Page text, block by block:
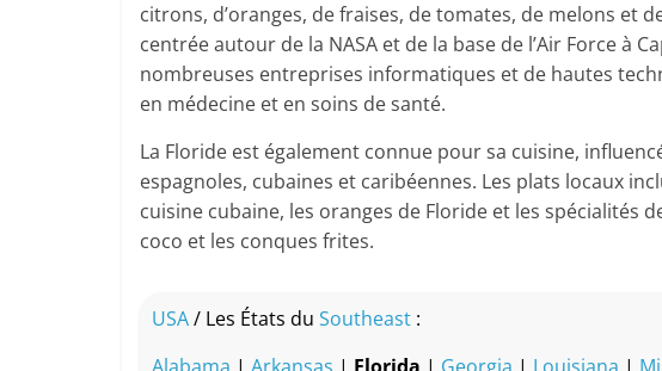
citrons, d’oranges, de fraises, de tomates, de melons et
centrée autour de la NASA et de la base de l’Air Force à
nombreuses entreprises informatiques et de hautes
en médecine et en soins de santé.
La Floride est également connue pour sa cuisine,
espagnoles, cubaines et caribéennes. Les plats locaux
cuisine cubaine, les oranges de Floride et les spécialités
coco et les conques frites.
USA/ Les États du Southeast :